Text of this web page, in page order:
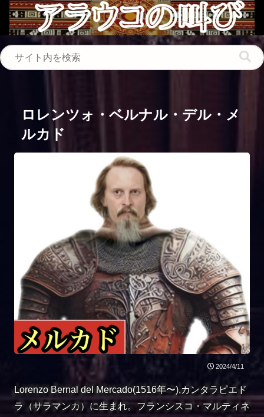
ロレンツォ・ベルナル・デル・メ
ルカド
2024/4/11
Lorenzo Bernal del Mercado(1516年〜),カンタラピエド
ラ（サラマンカ）に生まれ。フランシスコ・マルティネ